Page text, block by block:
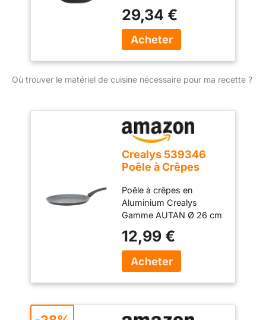
29,34 €
Où trouver le matériel de cuisine nécessaire pour ma recette ?
Crealys 539346
Poêle à Crêpes
Ø 26cm -
Revêtement
Antiadhésif Sain en
Céramique effet
pierre - Crêpière
Coloris Gris -
Manche
dont induction
Poêle à crêpes en
Aluminium Crealys
Gamme AUTAN Ø 26 cm
Antiadhésif Sain en
Céramique effet pierre -
Coloris Gris Clair Cette
induction, gaz, plaques
électriques et
12,99 €